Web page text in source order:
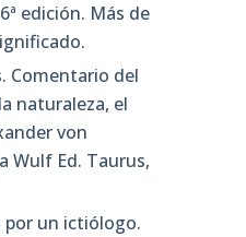
edición. Más de
Comentario del
naturaleza, el
von
Wulf Ed. Taurus,
por un ictiólogo.